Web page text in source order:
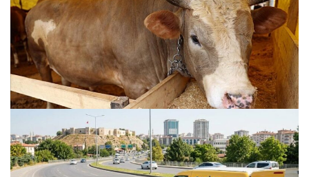
Kurbanlık fiyatları il il sorgulama ekranı 2026: Büyükbaş
ve küçükbaş canlı kilo fiyatı ne kadar? İstanbul, Ankara,
İzmir ve tüm illerin kurbanlık fiyatları